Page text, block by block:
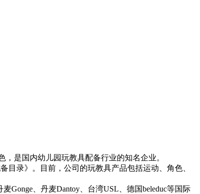
是国内幼儿园玩教具配备行业的知名企业。
录》。目前，公司的玩教具产品包括运动、角色、
Gonge、丹麦Dantoy、台湾USL、德国beleduc等国际